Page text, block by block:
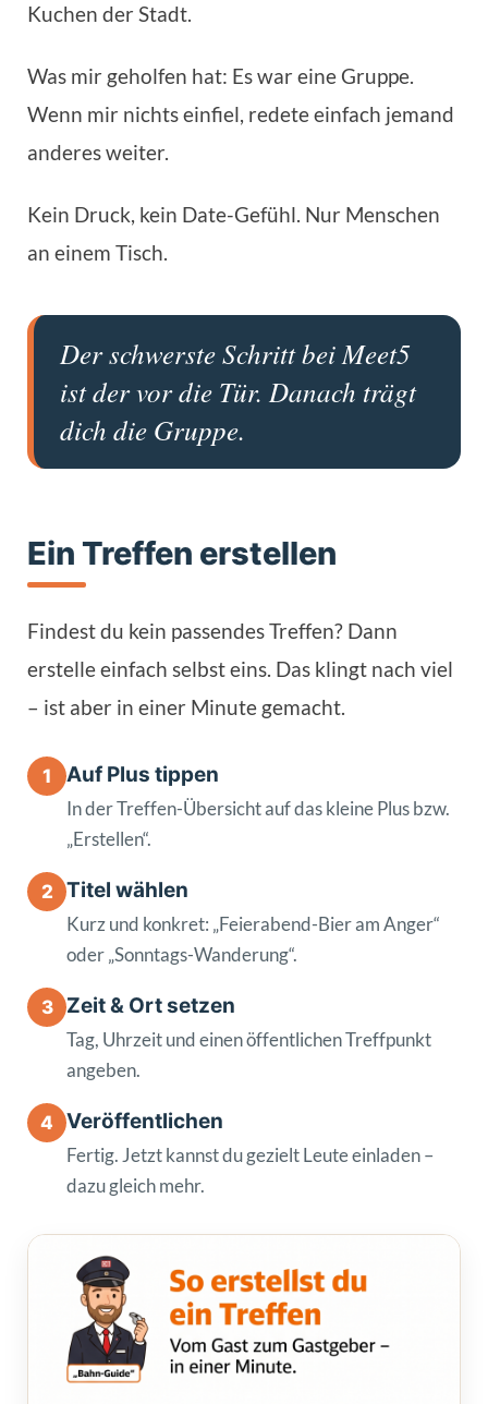
Kuchen der Stadt.
Was mir geholfen hat: Es war eine Gruppe.
Wenn mir nichts einfiel, redete einfach jemand
anderes weiter.
Kein Druck, kein Date-Gefühl. Nur Menschen
an einem Tisch.
Der schwerste Schritt bei Meet5
ist der vor die Tür. Danach trägt
dich die Gruppe.
Ein Treffen erstellen
Findest du kein passendes Treffen? Dann
erstelle einfach selbst eins. Das klingt nach viel
– ist aber in einer Minute gemacht.
1 Auf Plus tippen
In der Treffen-Übersicht auf das kleine Plus bzw.
„Erstellen“.
2 Titel wählen
Kurz und konkret: „Feierabend-Bier am Anger“
oder „Sonntags-Wanderung“.
3 Zeit & Ort setzen
Tag, Uhrzeit und einen öffentlichen Treffpunkt
angeben.
4 Veröffentlichen
Fertig. Jetzt kannst du gezielt Leute einladen –
dazu gleich mehr.